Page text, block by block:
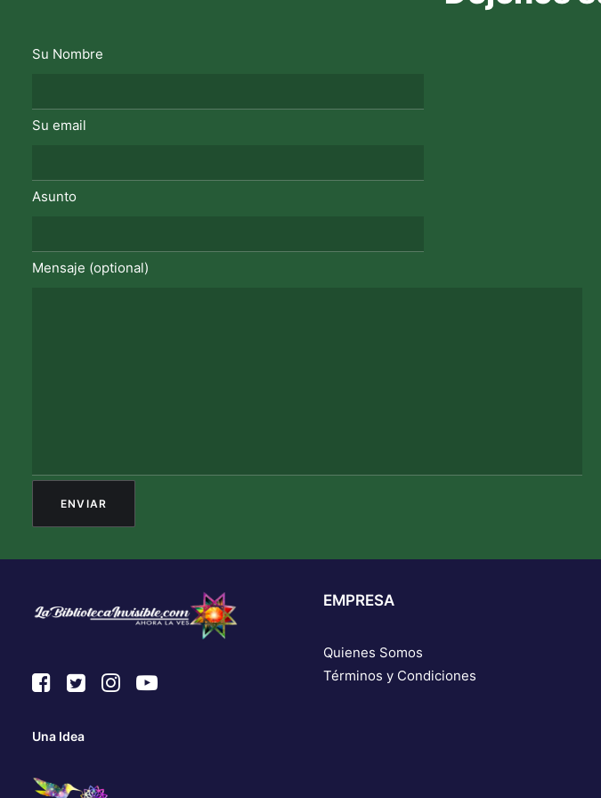
Su Nombre
Su email
Asunto
Mensaje (optional)
Una Idea
EMPRESA
Quienes Somos
Términos y Condiciones